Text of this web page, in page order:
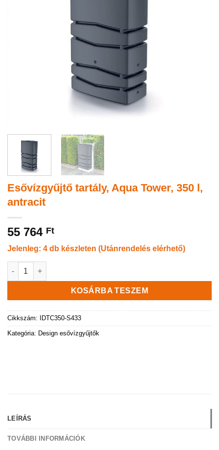
Esővízgyűjtő tartály, Aqua Tower, 350 l,
antracit
55 764 Ft
Jelenleg: 4 db készleten (Utánrendelés elérhető)
Esővízgyűjtő tartály, Aqua Tower, 350 l, antracit mennyiség
KOSÁRBA TESZEM
Cikkszám: IDTC350-S433
Kategória: Design esővízgyűjtők
LEÍRÁS
TOVÁBBI INFORMÁCIÓK